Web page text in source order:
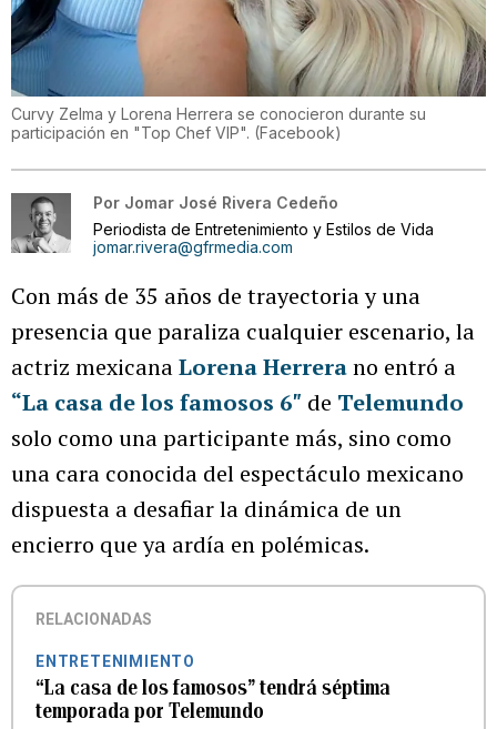
Curvy Zelma y Lorena Herrera se conocieron durante su
participación en "Top Chef VIP". (Facebook)
Por Jomar José Rivera Cedeño
Periodista de Entretenimiento y Estilos de Vida
jomar.rivera@gfrmedia.com
Con más de 35 años de trayectoria y una
presencia que paraliza cualquier escenario, la
actriz mexicanaLorena Herrerano entró a
“La casa de los famosos 6″ de Telemundo
solo como una participante más, sino como
una cara conocida del espectáculo mexicano
dispuesta a desafiar la dinámica de un
encierro que ya ardía en polémicas.
RELACIONADAS
ENTRETENIMIENTO
“La casa de los famosos” tendrá séptima
temporada por Telemundo